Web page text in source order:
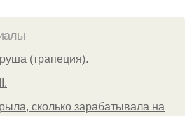
(трапеция).
сколько зарабатывала на